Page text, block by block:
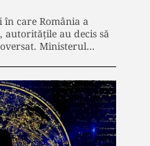
în care România a
au decis să
Ministerul…